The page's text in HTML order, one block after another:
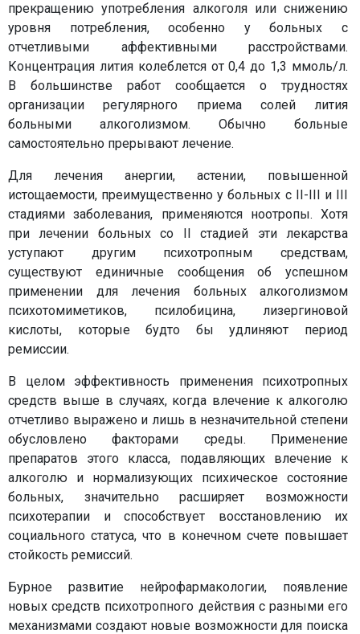
прекращению употребления алкоголя или снижению
уровня потребления, особенно у больных с
отчетливыми аффективными расстройствами.
Концентрация лития колеблется от 0,4 до 1,3 ммоль/л.
В большинстве работ сообщается о трудностях
организации регулярного приема солей лития
больными алкоголизмом. Обычно больные
самостоятельно прерывают лечение.
Для лечения анергии, астении, повышенной
истощаемости, преимущественно у больных с II-III и III
стадиями заболевания, применяются ноотропы. Хотя
при лечении больных со II стадией эти лекарства
уступают другим психотропным средствам,
существуют единичные сообщения об успешном
применении для лечения больных алкоголизмом
психотомиметиков, псилобицина, лизергиновой
кислоты, которые будто бы удлиняют период
ремиссии.
В целом эффективность применения психотропных
средств выше в случаях, когда влечение к алкоголю
отчетливо выражено и лишь в незначительной степени
обусловлено факторами среды. Применение
препаратов этого класса, подавляющих влечение к
алкоголю и нормализующих психическое состояние
больных, значительно расширяет возможности
психотерапии и способствует восстановлению их
социального статуса, что в конечном счете повышает
стойкость ремиссий.
Бурное развитие нейрофармакологии, появление
новых средств психотропного действия с разными его
механизмами создают новые возможности для поиска